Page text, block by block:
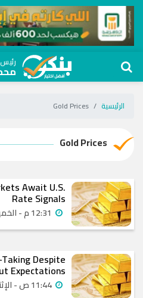
رئيس
الرئيسية Gold Prices
Gold Prices
Await U.S.
Rate Signals
Despite
Expectations